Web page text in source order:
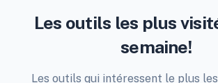
Les outils les plus
semaine!
Les outils qui intéressent le plus